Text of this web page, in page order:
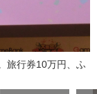
旅行券10万円、ふ